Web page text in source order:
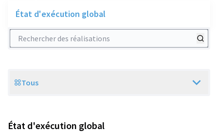
État d'exécution global
Rechercher des réalisations
Scope
Tous
État d'exécution global